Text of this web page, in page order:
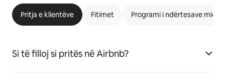
Pritja e klientëve Fitimet Programi i ndërtesave
Si të filloj si pritës në Airbnb?